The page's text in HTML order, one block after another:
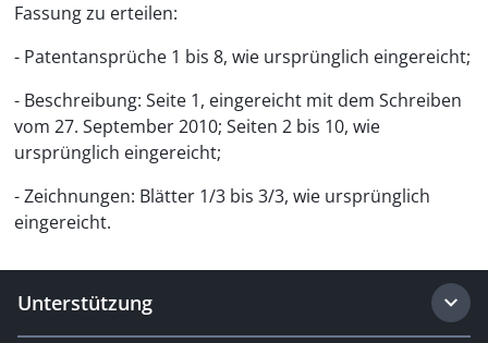
Fassung zu erteilen:
- Patentansprüche 1 bis 8, wie ursprünglich eingereicht;
- Beschreibung: Seite 1, eingereicht mit dem Schreiben
vom 27. September 2010; Seiten 2 bis 10, wie
ursprünglich eingereicht;
- Zeichnungen: Blätter 1/3 bis 3/3, wie ursprünglich
eingereicht.
Unterstützung